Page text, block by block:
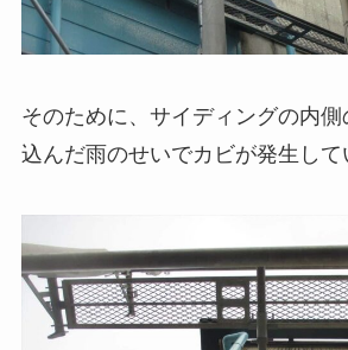
そのために、サイディングの内
込んだ雨のせいでカビが発生して